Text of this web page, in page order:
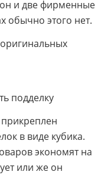
и две фирменные
обычно этого нет.
в виде кубика.
экономят на
или же он